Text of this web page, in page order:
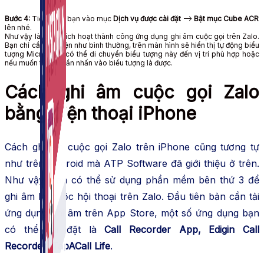
Bước 4: Tiếp theo bạn vào mục Dịch vụ được cài đặt –> Bật mục Cube ACR
lên nhé.
Như vậy là ta đã kích hoạt thành công ứng dụng ghi âm cuộc gọi trên Zalo.
Bạn chỉ cần gọi điện như bình thường, trên màn hình sẽ hiển thị tự động biểu
tượng Micro, bạn có thể di chuyển biểu tượng này đến vị trí phù hợp hoặc
nếu muốn tắt chỉ cần nhấn vào biểu tượng là được.
Cách ghi âm cuộc gọi Zalo
bằng điện thoại iPhone
Cách ghi âm cuộc gọi Zalo trên iPhone cũng tương tự
như trên Android mà ATP Software đã giới thiệu ở trên.
Như vậy iFan có thể sử dụng phần mềm bên thứ 3 để
ghi âm lại cuộc hội thoại trên Zalo. Đầu tiên bản cần tải
ứng dụng ghi âm trên App Store, một số ứng dụng bạn
có thể cài đặt làCall Recorder App, Edigin Call
Recorder, TapACall Life.